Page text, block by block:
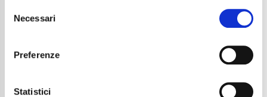
mera chiusura del banner non comporta l’accettazione
tutti” o selezionando le diverse categorie di cookies
Selection
Necessari
Preferenze
Statistici
54.990€
Tipo Di Carburante